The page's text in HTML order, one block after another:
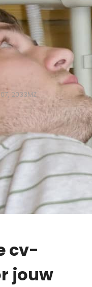
2033MZ
cv-
jouw